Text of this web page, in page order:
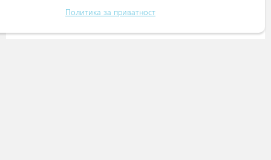
Политика за приватност